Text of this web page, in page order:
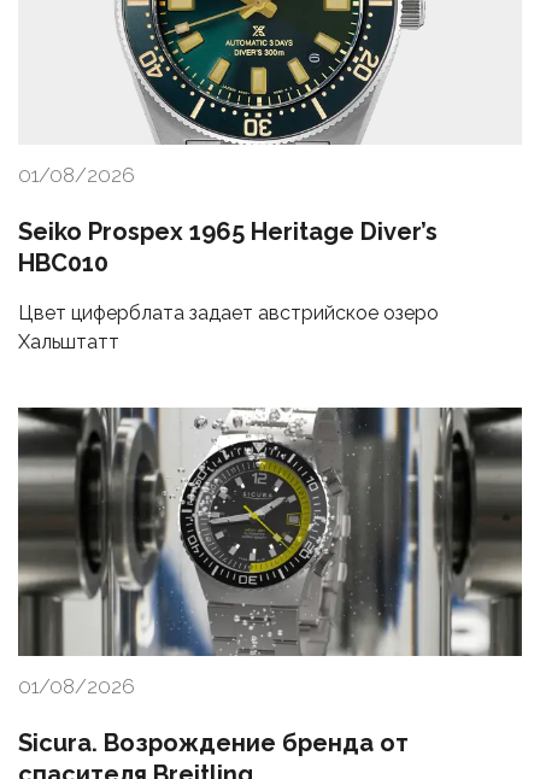
01/08/2026
Seiko Prospex 1965 Heritage Diver’s
HBC010
Цвет циферблата задает австрийское озеро
Хальштатт
01/08/2026
Sicura. Возрождение бренда от